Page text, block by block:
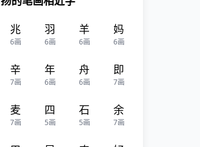
兆
6画
羽
6画
羊
6画
妈
6画
辛
7画
年
6画
舟
6画
即
7画
麦
7画
四
5画
石
5画
余
7画